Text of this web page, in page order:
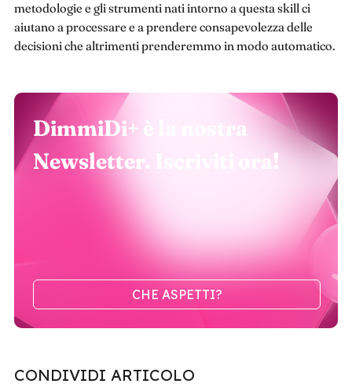
metodologie e gli strumenti nati intorno a questa skill ci
aiutano a processare e a prendere consapevolezza delle
decisioni che altrimenti prenderemmo in modo automatico.
DimmiDi+ è la nostra
Newsletter. Iscriviti ora!
CHE ASPETTI?
CONDIVIDI ARTICOLO